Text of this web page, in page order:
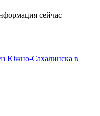
сейчас
Южно-Сахалинска в